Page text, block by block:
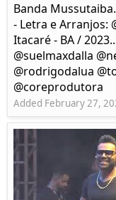
Banda
- Letra e Arranjos:
Itacaré - BA /
@suelmaxdalla
@rodrigodalua
@coreprodutora
Added February 27,